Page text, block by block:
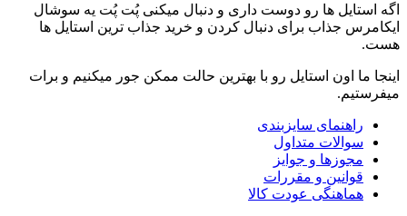
اگه استایل ها رو دوست داری و دنبال میکنی پُت پُت یه سوشال
ایکامرس جذاب برای دنبال کردن و خرید جذاب ترین استایل ها
هست.
اینجا ما اون استایل رو با بهترین حالت ممکن جور میکنیم و برات
میفرستیم.
راهنمای سایزبندی
سوالات متداول
مجوزها و جوایز
قوانین و مقررات
هماهنگی عودت کالا